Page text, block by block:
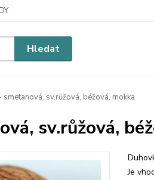
Hledat
smetanová, sv.růžová, béžová, mokka
sv.růžová,
Je